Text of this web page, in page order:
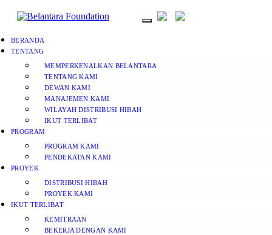
BERANDA
TENTANG
MEMPERKENALKAN BELANTARA
TENTANG KAMI
DEWAN KAMI
MANAJEMEN KAMI
WILAYAH DISTRIBUSI HIBAH
IKUT TERLIBAT
PROGRAM
PROGRAM KAMI
PENDEKATAN KAMI
PROYEK
DISTRIBUSI HIBAH
PROYEK KAMI
IKUT TERLIBAT
KEMITRAAN
BEKERJA DENGAN KAMI